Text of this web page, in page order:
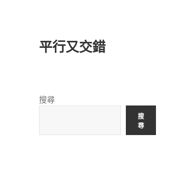
平行又交錯
搜尋
搜
尋